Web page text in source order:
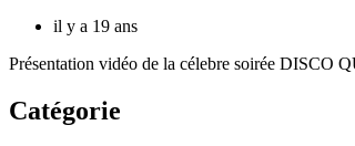
il y a 19 ans
Présentation vidéo de la célebre soirée DISCO
Catégorie